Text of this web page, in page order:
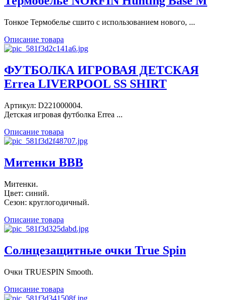
Тонкое Термобелье сшито с использованием нового, ...
Описание товара
ФУТБОЛКА ИГРОВАЯ ДЕТСКАЯ
Errea LIVERPOOL SS SHIRT
Артикул: D221000004.
Детская игровая футболка Errea ...
Описание товара
Митенки BBB
Митенки.
Цвет: синий.
Сезон: круглогодичный.
Описание товара
Солнцезащитные очки True Spin
Очки TRUESPIN Smooth.
Описание товара